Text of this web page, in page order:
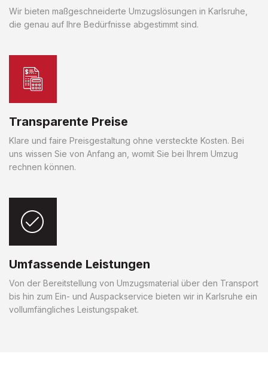
Wir bieten maßgeschneiderte Umzugslösungen in Karlsruhe,
die genau auf Ihre Bedürfnisse abgestimmt sind.
Transparente Preise
Klare und faire Preisgestaltung ohne versteckte Kosten. Bei
uns wissen Sie von Anfang an, womit Sie bei Ihrem Umzug
rechnen können.
Umfassende Leistungen
Von der Bereitstellung von Umzugsmaterial über den Transport
bis hin zum Ein- und Auspackservice bieten wir in Karlsruhe ein
vollumfängliches Leistungspaket.